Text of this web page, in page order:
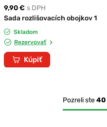
9,90 € s DPH
Sada rozlišovacích obojkov 1
Skladom
Rezervovať
Kúpiť
Pozreli ste40